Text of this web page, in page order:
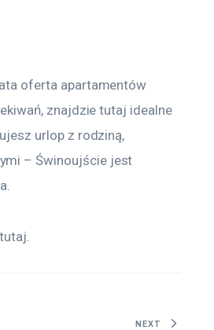
oferta apartamentów
znajdzie tutaj idealne
urlop z rodziną,
– Świnoujście jest
NEXT